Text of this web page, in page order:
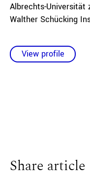
Albrechts-Universität
Walther Schücking
View profile
Share article